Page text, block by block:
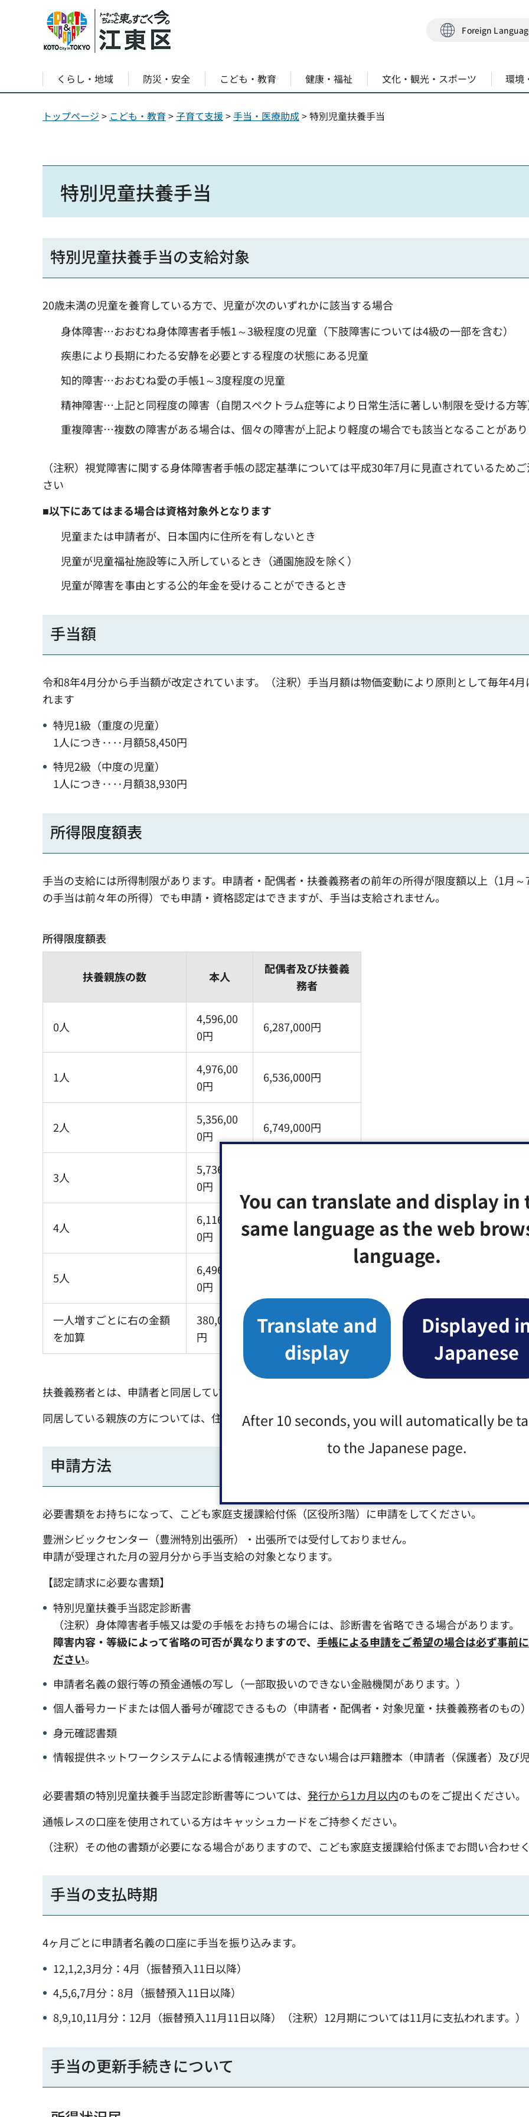
You can translate and display in
same language as the web
language.
Translate and
display
Displayed
Japanese
After 10 seconds, you will automatically be
to the Japanese page.
Foreign
くらし・地域 防災・安全 こども・教育 健康・福祉 文化・観光・スポーツ 環境
トップページ > こども・教育 >子育て支援>手当・医療助成> 特別児童扶養手当
特別児童扶養手当
特別児童扶養手当の支給対象
20歳未満の児童を養育している方で、児童が次のいずれかに該当する場合
身体障害…おおむね身体障害者手帳1～3級程度の児童（下肢障害については4級の一部を含む）
疾患により長期にわたる安静を必要とする程度の状態にある児童
知的障害…おおむね愛の手帳1～3度程度の児童
精神障害…上記と同程度の障害（自閉スペクトラム症等により日常生活に著しい制限を受ける方等
重複障害…複数の障害がある場合は、個々の障害が上記より軽度の場合でも該当となることがあり
（注釈）視覚障害に関する身体障害者手帳の認定基準については平成30年7月に見直されているため
さい
■以下にあてはまる場合は資格対象外となります
児童または申請者が、日本国内に住所を有しないとき
児童が児童福祉施設等に入所しているとき（通園施設を除く）
児童が障害を事由とする公的年金を受けることができるとき
手当額
令和8年4月分から手当額が改定されています。（注釈）手当月額は物価変動により原則として毎年4月
れます
特児1級（重度の児童）
1人につき‥‥月額58,450円
特児2級（中度の児童）
1人につき‥‥月額38,930円
所得限度額表
手当の支給には所得制限があります。申請者・配偶者・扶養義務者の前年の所得が限度額以上（1月～
の手当は前々年の所得）でも申請・資格認定はできますが、手当は支給されません。
所得限度額表
扶養親族の数 本人
配偶者及び扶養義
務者
0人
4,596,00
0円
6,287,000円
1人
4,976,00
0円
6,536,000円
2人
5,356,00
0円
6,749,000円
3人
5,736,00
0円
4人
6,116,00
0円
7,175,000円
5人
6,496,00
0円
一人増すごとに右の金額
を加算
380,000
円
213,000円
扶養義務者とは、申請者と同居している父・母・兄弟姉妹・祖父母・子供・孫等の親族の方です。
同居している親族の方については、住民票上別世帯であっても扶養義務者となり、所得判定の対象とな
申請方法
必要書類をお持ちになって、こども家庭支援課給付係（区役所3階）に申請をしてください。
豊洲シビックセンター（豊洲特別出張所）・出張所では受付しておりません。
申請が受理された月の翌月分から手当支給の対象となります。
【認定請求に必要な書類】
特別児童扶養手当認定診断書
（注釈）身体障害者手帳又は愛の手帳をお持ちの場合には、診断書を省略できる場合があります。
障害内容・等級によって省略の可否が異なりますので、 手帳による申請をご希望の場合は必ず事前
ださい。
申請者名義の銀行等の預金通帳の写し（一部取扱いのできない金融機関があります。）
個人番号カードまたは個人番号が確認できるもの（申請者・配偶者・対象児童・扶養義務者のもの）
身元確認書類
情報提供ネットワークシステムによる情報連携ができない場合は戸籍謄本（申請者（保護者）及び児
必要書類の特別児童扶養手当認定診断書等については、 発行から1カ月以内のものをご提出ください。
通帳レスの口座を使用されている方はキャッシュカードをご持参ください。
（注釈）その他の書類が必要になる場合がありますので、こども家庭支援課給付係までお問い合わせく
手当の支払時期
4ヶ月ごとに申請者名義の口座に手当を振り込みます。
12,1,2,3月分：4月（振替預入11日以降）
4,5,6,7月分：8月（振替預入11日以降）
8,9,10,11月分：12月（振替預入11月11日以降）（注釈）12月期については11月に支払われます。）
手当の更新手続きについて